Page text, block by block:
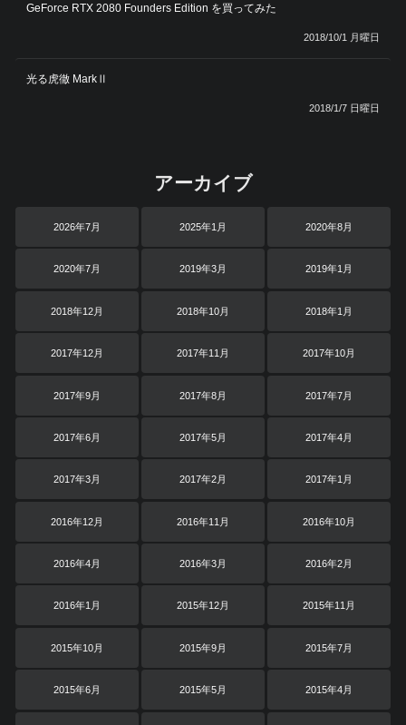
GeForce RTX 2080 Founders Edition を買ってみた
2018/10/1 月曜日
光る虎徹 MarkⅡ
2018/1/7 日曜日
アーカイブ
2026年7月 2025年1月 2020年8月
2020年7月 2019年3月 2019年1月
2018年12月 2018年10月 2018年1月
2017年12月 2017年11月 2017年10月
2017年9月 2017年8月 2017年7月
2017年6月 2017年5月 2017年4月
2017年3月 2017年2月 2017年1月
2016年12月 2016年11月 2016年10月
2016年4月 2016年3月 2016年2月
2016年1月 2015年12月 2015年11月
2015年10月 2015年9月 2015年7月
2015年6月 2015年5月 2015年4月